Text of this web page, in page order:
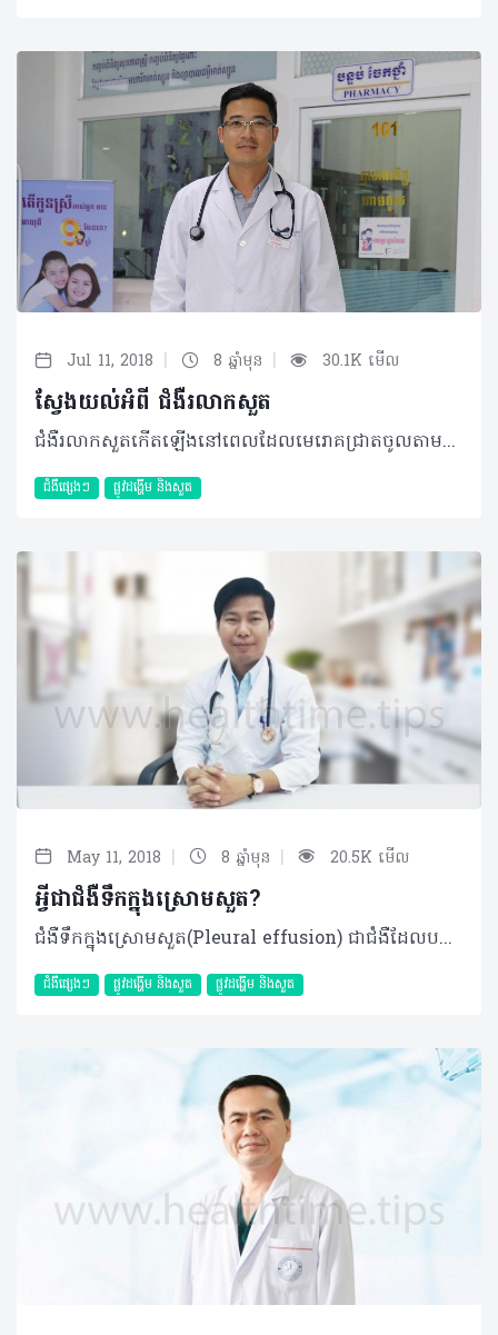
Jul 11, 2018 | 8 ឆ្នាំមុន | 30.1K មើល
ស្វែងយល់អំពី ជំងឺរលាកសួត
ជំងឺរលាកសួតកើតឡើងនៅពេលដែលមេរោគជ្រាតចូលតាមផ្លូវដង្ហើមទៅក្នុងសួត ហើយប្រព័ន្ធការពាររបស់ខ្លួនយើងមិនអាចទប់ទល់នឹងភាពកាចសាហាវរបស់វាបាន។ មេរោគនេះនឹងបង្កឲ្យមានការរលាកខូចខាតសាច់សួត និងធ្វើឲ្យមុខងារសួតថយចុះ។ នៅសហរដ្ឋអាមេរិច មានអ្នកជំងឺជាង ៦ម៉ឺននាក់បានស្លាប់ដោយសារជំងឺរលាកសួតនេះ។ ដោយឡែក នៅប្រទេសសិង្ហបុរី ជំងឺនេះបានដើរតួជាឃាតករទី២ដែលសំលាប់មនុស្សច្រើនជាងគេបន្ទាប់ពីជំងឺមហារីក។ យោងតាមរបាយការណ៍របស់អង្គការសុខភាពពិភពលោក ជារៀងរាល់ឆ្នាំមានអ្នកស្លាប់ដោយសារជំងឺនេះពី២៥ម៉ឺនទៅ៥លាននាក់។ ចំណែកឯនៅប្រទេសកម្ពុជាយើងវិញ ជំងឺរលាកសួតនេះក៏កំពុងតែសម្លាប់បងប្អូនប្រជាពលរដ្ឋជារៀងរាល់ថ្ងៃដែរ។ ១) រោគសញ្ញា - ក្តៅខ្លួន - ក្អក - ហត់ - ឈឺទ្រូង…។ ២) ការធ្វើរោគវិនិច្ឆ័យ អ្នកដែលប្រឈមមុខនឹងការកើតជំងឺរលាកសួតនេះ មានដូចជា៖ - មនុស្សចាស់ - អ្នកជំងឺដែលមានប្រព័ន្ធការពាររាងកាយខ្សោយ(ជំងឺទឹកនោមផ្អែម ជំងឺខ្សោយតំរងនោម ជំងឺមហារីក ជំងឺអេដស៍...) - អ្នកជំងឺមានបញ្ហាត្បៀតទងសួត ជាដើម។ យ៉ាងណាមិញ អ្នកមានសុខភាពបរិបូរណ៍ធម្មតា ក៏អាចកើតជំងឺរលាកសួតនេះបានដែរ។ ៣)ការព្យាបាល ជំងឺរលាកសួតជាជំងឺដែលអាចព្យាបាលជាសះស្បើយ ប្រសិនបើអ្នកជំងឺមកទទួលការព្យាបាលទាន់ពេលវេលា។ មេរោគដែលបង្កជំងឺនេះមានជាង១០០ប្រភេទ (រួមមានបាក់តេរី វីរុស ផ្សិត ប៉ារ៉ាស៊ីត ជាច្រើនប្រភេទ)។ ដូច្នេះដើម្បីសំគាល់អត្តសញ្ញាណមេរោគទាំងនេះ គ្រូពេទ្យនឹងអាចស្នើសុំ ការថតសួត ការពិនិត្យឈាម ការពិនិត្យកំហាក ការឆ្លុះទងសួតជាដើម ដើម្បីឈានដល់ការព្យាបាលប្រកបដោយប្រសិទ្ធិភាព និងទាន់ពេលវេលា។ ៤) ការវិវឌ្ឍ ផលវិបាកនៃជំងឺនេះ ករណីមិនមានដំណោះស្រាយទាន់ពេលវេលា អាចធ្វើឲ្យមេរោគរីករាលដាលខ្លាំងឡើងៗ រហូតដល់អាចជ្រៀតចូលពេញសារពាង្គកាយទាំងមូល និងអាចធ្វើឲ្យអ្នកជំងឺស្លាប់បាន។ ៥) ការការពារ សព្វថ្ងៃ មានវ៉ាក់សាំងមួយចំនួនអាចកាត់បន្ថយការកើតជំងឺរលាកសួតនេះ ដែលត្រូវបានណែនាំអោយប្រើដូចជាវ៉ាក់សាំងផ្តាសាយInfluenza វ៉ាក់សាំងPneumococcus ជាដើម។ បកស្រាយដោយ ៖ លោក វេជ្ជបណ្ឌិត ពៅ សុធា ឯកទេស ជំងឺប្រព័ន្ធដង្ហើមនៃមន្ទីរពេទ្យ ព្រះកុសមៈ និងមន្ទីរពេទ្យ សូរិយា ©2018 រក្សាសិទ្ធិគ្រប់យ៉ាង​ដោយ Healthtime Corporation ចំពោះគ្រប់អត្ថបទដោយគ្មានផ្នែកណាមួយត្រូវបោះពុម្ពផ្សាយចូល ប្រព័ន្ធអ៊ីនធឺណែតឧបករណ៍អេឡិចត្រូនិកអាត់ជាសំឡេងឬថតចំលងគ្រប់រូបភាពដោយគ្មានការអនុញ្ញាតឡើយ
ជំងឺផ្សេងៗ ផ្លូវដង្ហើម និងសួត
May 11, 2018 | 8 ឆ្នាំមុន | 20.5K មើល
អ្វីជាជំងឺទឹកក្នុងស្រោមសួត?
ជំងឺទឹកក្នុងស្រោមសួត(Pleural effusion) ជាជំងឺដែលបណ្ដាលមកពីមានវត្តមានទឹក(Liquide)ច្រើនខុសធម្មតានៅក្នុងចន្លោះសួត និងប្រអប់ទ្រូង(Visceral and Parietal pleura) ។ ជាធម្មតា នៅចន្លោះរវាង សួត និង ប្រអប់ទ្រូង (pleural space) តែងតែមានបរិមាណទឹកតិចតួច (10-20ml) សំរាប់ជាសំណើមជួយសម្រួល(Lubricate) នៅពេលសួត កកិតជាមួយប្រអប់ទ្រូងក្នុងកំឡុងពេលធ្វើចលនាដង្ហើម ប៉ុន្តែបរិមាណទឹកនេះអាចកើនឡើងខុសធម្មតានៅក្នុងករណីមួយចំនួន។ នៅពេលដែលបរិមាណទឹកនេះកើនឡើងច្រើនក្នុងកម្រិតណាមួយ វាអាចបណ្តាលអោយអ្នកជំងឺហត់ ពិបាកដកដង្ហើម ឈឺទ្រូង ក្អក និង រួមផ្សំជាមួយសញ្ញាមួយចំនួនទៀតប្រែប្រួលទៅតាមមូលហេតុរបស់វា។ ជាទូទៅ គេចែកប្រភេទទឹកនេះជា2ក្រុមធំៗ៖ -Transudative pleural effusion: ទឹកប្រភេទនេះអាចជាលទ្ធផលនៃការធ្លាក់ចុះប្រូតេអ៊ីនក្នុងឈាម ឬ កើនឡើងសំពាធក្នុងសរសៃឈាម ដែលលក្ខខណ្ឌ័ទាំង2នេះជំរុញអោយមានការជ្រាបទឹកពីសសៃឈាមចាក់ចូលទៅក្នងចន្លោះស្រោមសួត។ ជាធម្មតា បើគេវិភាគឃើញទឹកប្រភេទនេះ គេអាចសន្និដ្ឋានបានថាស្រោមសួតពុំមានជំងឺទេ មូលហេតុគឺមកពីជំងឺផ្សេង។ -exudative pleural effusion: ទឹកប្រភេទនេះភាគច្រើនជាផលនៃការរលាកស្រោមសួតផ្ទាល់ដោយមេរោគប្រភេទណាមួយ ឬ ដោយជំងឺមហារីក និងជំងឺមួយចំនួនទៀត។ គេអាចដឹងថាមានទឹកចូលក្នុងស្រោមសួតបាន ដំបូងតាមរយៈការថតសួតដោយកាំរស្មី (Chest X-ray) ហើយគេអាចបញ្ជាក់អោយបានកាន់តែច្បាស់លាស់នូវបរិមាណ ជំរៅ កំហាប់ទឹក និងភាពស្អិត (loculation) ដោយការធ្វើ Ultrasound និង Scan។ ការព្យាបាលជំងឺនេះអោយមានប្រសិទ្ធភាព ទាមទារជាមុន នូវការធ្វើរោគវិនិច្ឆ័យរកមូលហេតុអោយបានត្រឹមត្រូវច្បាស់លាស់ តាមរយៈការសិក្សាលើរោគសញ្ញារាងកាយ ការបូមទឹកស្រោមសួតទៅពិនិត្យវិភាគ (Thoracentesis) ហើយក្នុងករណីខ្លះ គឺតំរូវរហូតដល់ការច្រិបសាច់ស្រោមសួត(Pleural biopsy) យកទៅវិភាគទៀតផង។ ការបូមទឹកពីក្នុងស្រោមសួត ឬច្រិបសាច់សួត ត្រូវធ្វើដោយគ្រូពេទ្យជំនាញ ហើយក្នុងករណីខ្លះត្រូវទាមទារអោយមានការតម្រង់ទិស និងដៅចំណុចដែលត្រូវបូមអោយបានជាក់លាក់ ដើម្បីអោយការបូមមានប្រសិទ្ធភាព និងជៀសវាងនូវផលវិបាកផ្សេងៗ ដូចជា ខ្យល់ចូលក្នុងស្រោមសួត(Pneumothorax) ការហូរឈាមច្រើន និងចាក់ម្ចុលចំសរីរាង្គផ្សេង។ បកស្រាយដោយ វេជ្ជបណ្ឌិត អ៊ឹម វិសិដ្ឋ ឯកទេសជំងឺសួត មន្ទីរពេទ្យមិត្តភាពខ្មែរសូវៀត លេខ ទូរស័ព្ទទំនាក់ទំនង(017 333 251) ©2018 រក្សាសិទ្ធិគ្រប់យ៉ាងដោយ Healthtime Corporation ចំពោះគ្រប់អត្ថបទដោយគ្មានផ្នែកណាមួយត្រូវបោះពុម្ពផ្សាយចូល ប្រព័ន្ធអ៊ីនធឺណែតឧបករណ៍អេឡិចត្រូនិកអាត់ជាសំឡេង ឬថតចំលងគ្រប់រូបភាពដោយគ្មានការអនុញ្ញាតឡើយ
ជំងឺផ្សេងៗ ផ្លូវដង្ហើម និងសួត ផ្លូវដង្ហើម និងសួត